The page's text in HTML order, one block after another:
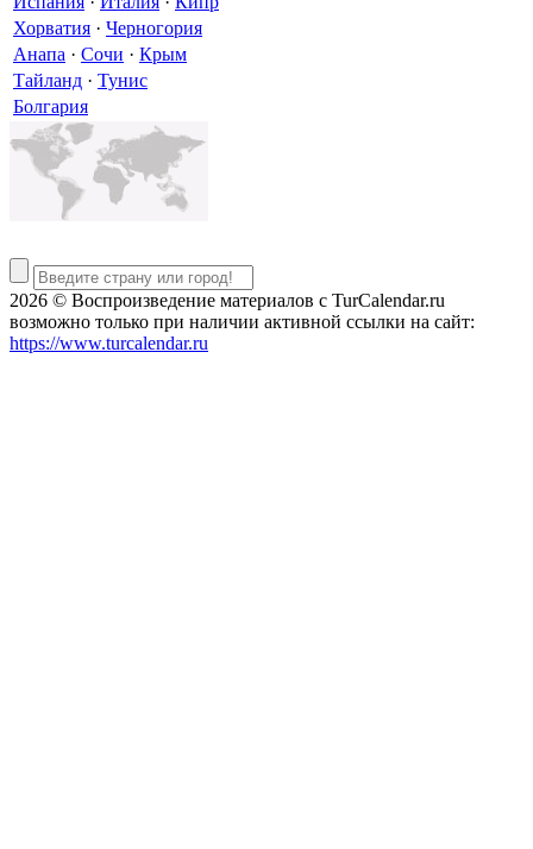
Хорватия · Черногория
Анапа · Сочи · Крым
Тайланд · Тунис
Болгария
2026 © Воспроизведение материалов c TurCalendar.ru
возможно только при наличии активной ссылки на сайт:
https://www.turcalendar.ru